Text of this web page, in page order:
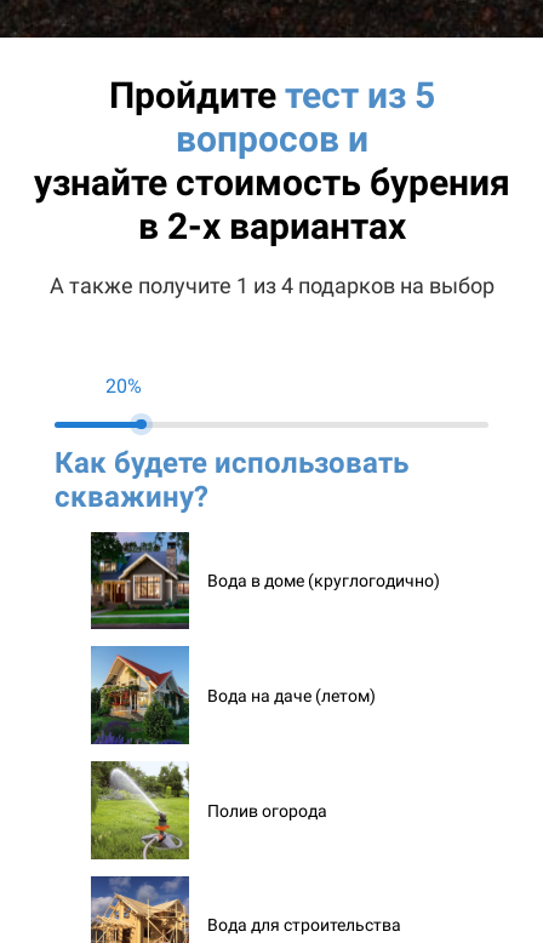
Пройдитетест из 5
вопросов и
узнайте стоимость бурения
в 2-х вариантах
А также получите 1 из 4 подарков на выбор
20%
Как будете использовать
скважину?
Вода в доме (круглогодично)
Вода на даче (летом)
Полив огорода
Вода для строительства